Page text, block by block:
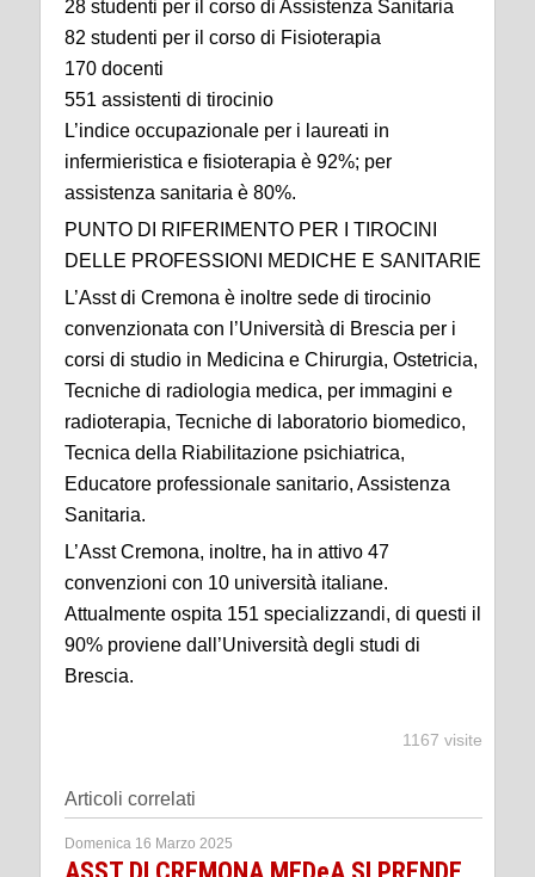
28 studenti per il corso di Assistenza Sanitaria
82 studenti per il corso di Fisioterapia
170 docenti
551 assistenti di tirocinio
L’indice occupazionale per i laureati in
infermieristica e fisioterapia è 92%; per
assistenza sanitaria è 80%.
PUNTO DI RIFERIMENTO PER I TIROCINI
DELLE PROFESSIONI MEDICHE E SANITARIE
L’Asst di Cremona è inoltre sede di tirocinio
convenzionata con l’Università di Brescia per i
corsi di studio in Medicina e Chirurgia, Ostetricia,
Tecniche di radiologia medica, per immagini e
radioterapia, Tecniche di laboratorio biomedico,
Tecnica della Riabilitazione psichiatrica,
Educatore professionale sanitario, Assistenza
Sanitaria.
L’Asst Cremona, inoltre, ha in attivo 47
convenzioni con 10 università italiane.
Attualmente ospita 151 specializzandi, di questi il
90% proviene dall’Università degli studi di
Brescia.
1167 visite
Articoli correlati
Domenica 16 Marzo 2025